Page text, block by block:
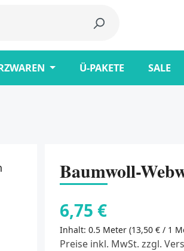
Ü-PAKETE SALE
Baumwoll-
6,75 €
Inhalt:0.5 Meter(13,50 € / 1
Preise inkl. MwSt. zzgl.